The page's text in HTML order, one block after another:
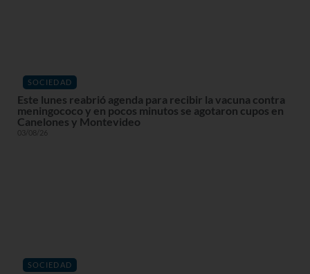
SOCIEDAD
Este lunes reabrió agenda para recibir la vacuna contra
meningococo y en pocos minutos se agotaron cupos en
Canelones y Montevideo
03/08/26
SOCIEDAD